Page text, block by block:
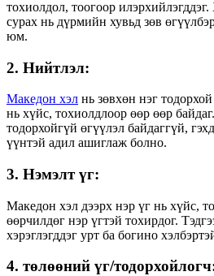
тохиолдол, тоогоор
сурах нь дүрмийн хувьд зөв
юм.
2. Нийтлэл:
Македон хэл нь зөвхөн нэг
нь хүйс, тохиолдлоор өөр өөр
тодорхойгүй өгүүлэл байдаггүй,
үүнтэй адил ашиглаж болно.
3. Нэмэлт үг:
Македон хэл дээрх нэр үг нь хүйс,
өөрчилдөг нэр үгтэй тохирдог.
хэрэглэгддэг урт ба богино
4. төлөөний үг/